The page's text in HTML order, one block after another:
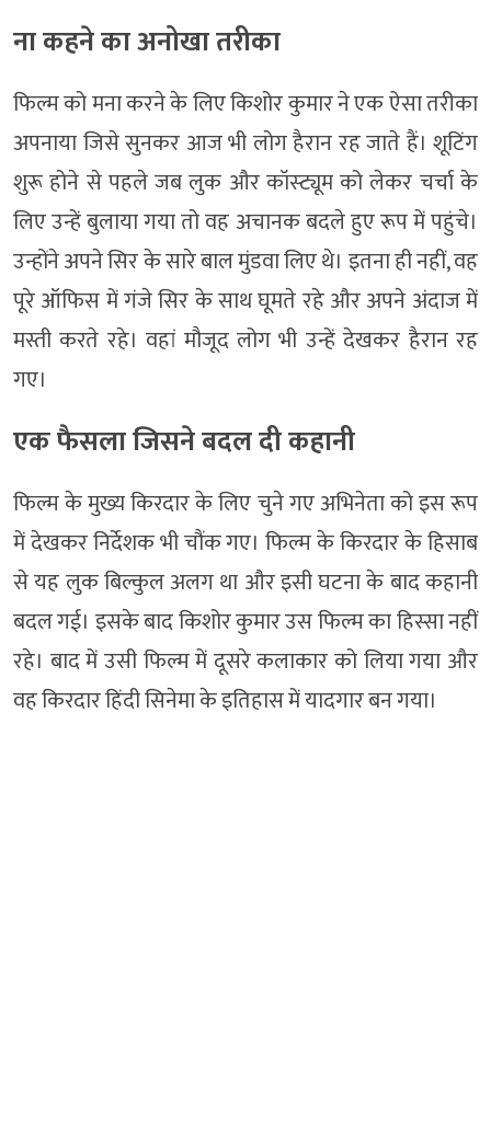
ना कहने का अनोखा तरीका
फिल्म को मना करने के लिए किशोर कुमार ने एक ऐसा तरीका
अपनाया जिसे सुनकर आज भी लोग हैरान रह जाते हैं। शूटिंग
शुरू होने से पहले जब लुक और कॉस्ट्यूम को लेकर चर्चा के
लिए उन्हें बुलाया गया तो वह अचानक बदले हुए रूप में पहुंचे।
उन्होंने अपने सिर के सारे बाल मुंडवा लिए थे। इतना ही नहीं, वह
पूरे ऑफिस में गंजे सिर के साथ घूमते रहे और अपने अंदाज में
मस्ती करते रहे। वहां मौजूद लोग भी उन्हें देखकर हैरान रह
गए।
एक फैसला जिसने बदल दी कहानी
फिल्म के मुख्य किरदार के लिए चुने गए अभिनेता को इस रूप
में देखकर निर्देशक भी चौंक गए। फिल्म के किरदार के हिसाब
से यह लुक बिल्कुल अलग था और इसी घटना के बाद कहानी
बदल गई। इसके बाद किशोर कुमार उस फिल्म का हिस्सा नहीं
रहे। बाद में उसी फिल्म में दूसरे कलाकार को लिया गया और
वह किरदार हिंदी सिनेमा के इतिहास में यादगार बन गया।